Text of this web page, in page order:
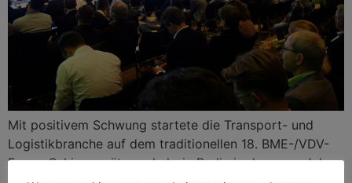
Mit positivem Schwung startete die Transport- und
Logistikbranche auf dem traditionellen 18. BME-/VDV-
Forum Schienengüterverkehr in Berlin in das neue Jahr –